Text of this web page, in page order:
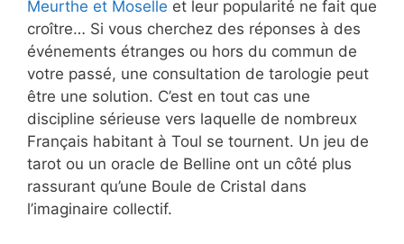
Meurthe et Moselle et leur popularité ne fait que
croître… Si vous cherchez des réponses à des
événements étranges ou hors du commun de
votre passé, une consultation de tarologie peut
être une solution. C’est en tout cas une
discipline sérieuse vers laquelle de nombreux
Français habitant à Toul se tournent. Un jeu de
tarot ou un oracle de Belline ont un côté plus
rassurant qu’une Boule de Cristal dans
l’imaginaire collectif.